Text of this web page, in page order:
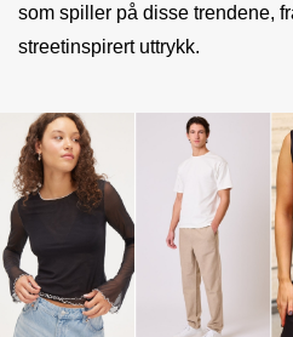
som spiller på disse trendene,
streetinspirert uttrykk.